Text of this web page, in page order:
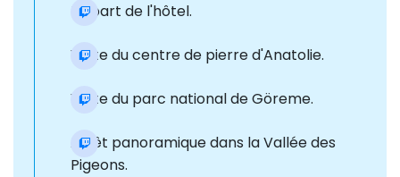
Départ de l'hôtel.
Visite du centre de pierre d'Anatolie.
Visite du parc national de Göreme.
Arrêt panoramique dans la Vallée des
Pigeons.